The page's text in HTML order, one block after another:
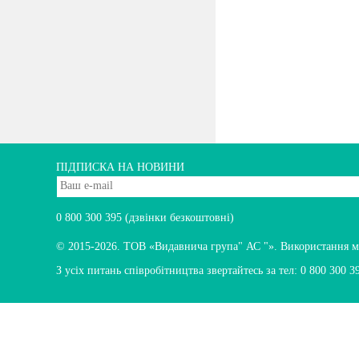
ПІДПИСКА НА НОВИНИ
0 800 300 395 (дзвінки безкоштовні)
© 2015-2026. ТОВ «Видавнича група" АС "». Використання
З усіх питань співробітництва звертайтесь за тел: 0 800 300